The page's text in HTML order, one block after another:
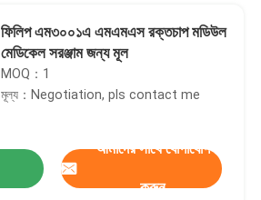
ফিলিপ এম৩০০১এ এমএমএস রক্তচাপ মডিউল
মেডিকেল সরঞ্জাম জন্য মূল
MOQ：1
মূল্য：Negotiation, pls contact me
আমাদের সাথে যোগাযোগ
করুন